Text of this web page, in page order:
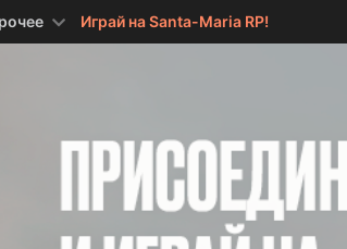
Играй на Santa-Maria RP!